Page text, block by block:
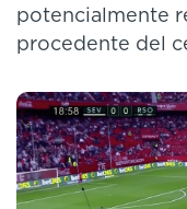
potencialmente
procedente del